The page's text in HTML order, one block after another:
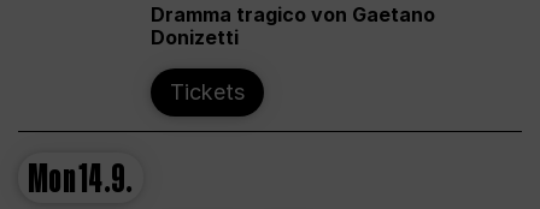
Dramma tragico von Gaetano
Donizetti
Tickets
Mon14.9.